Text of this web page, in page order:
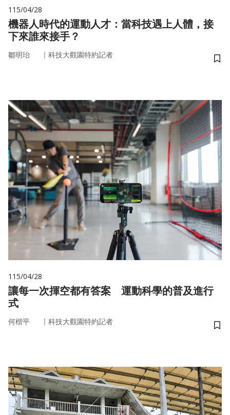
115/04/28
機器人時代的運動人才：當科技遇上人體，接
下來誰來接手？
鄒明珆 ｜ 科技大觀園特約記者
儲
115/04/28
讓每一次揮空都有答案 運動科學的普及進行
式
何楷平 ｜ 科技大觀園特約記者
儲